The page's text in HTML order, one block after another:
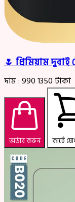
🌷 প্রিমিয়াম
দাম :9901350টাকা
অর্ডার করুন কার্টে